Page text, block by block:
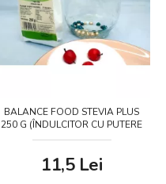
BALANCE FOOD STEVIA PLUS
250 G (ÎNDULCITOR CU PUTERE
DE PATRU ORI MAI MARE)
11,5Lei